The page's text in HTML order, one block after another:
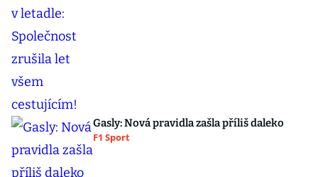
Gasly: Nová pravidla zašla příliš daleko
F1 Sport